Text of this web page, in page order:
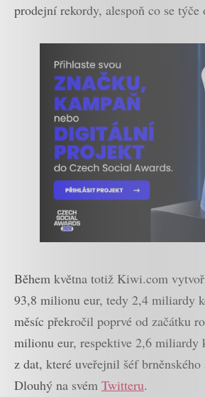
prodejní rekordy, alespoň co se týče
Během května totiž Kiwi.com
93,8 milionu eur, tedy 2,4 miliardy
měsíc překročil poprvé od začátku
milionu eur, respektive 2,6 miliardy
z dat, které uveřejnil šéf
Dlouhý na svém Twitteru.